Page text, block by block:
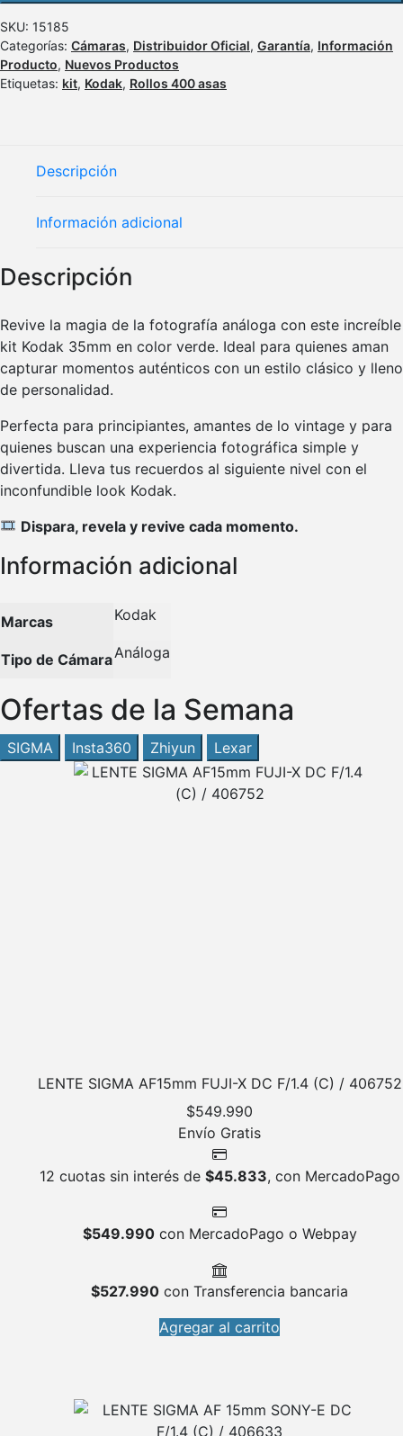
SKU: 15185
Categorías: Cámaras, Distribuidor Oficial, Garantía, Información
Producto, Nuevos Productos
Etiquetas: kit, Kodak, Rollos 400 asas
Descripción
Información adicional
Descripción
Revive la magia de la fotografía análoga con este increíble
kit Kodak 35mm en color verde. Ideal para quienes aman
capturar momentos auténticos con un estilo clásico y lleno
de personalidad.
Perfecta para principiantes, amantes de lo vintage y para
quienes buscan una experiencia fotográfica simple y
divertida. Lleva tus recuerdos al siguiente nivel con el
inconfundible look Kodak.
Dispara, revela y revive cada momento.
Información adicional
Marcas Kodak
Tipo de CámaraAnáloga
Ofertas de la Semana
SIGMA Insta360 Zhiyun Lexar
LENTE SIGMA AF15mm FUJI-X DC F/1.4 (C) / 406752
$549.990
Envío Gratis
12 cuotas sin interés de $45.833, con MercadoPago
$549.990con MercadoPago o Webpay
$527.990 con Transferencia bancaria
Agregar al carrito